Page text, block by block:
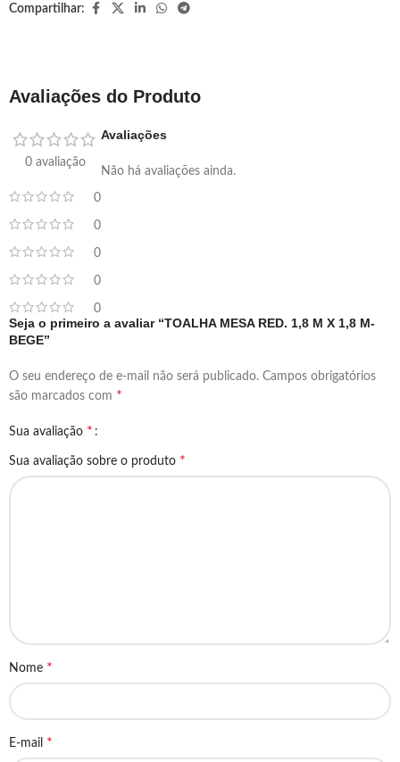
Compartilhar:
Avaliações do Produto
0 avaliação
0
0
0
0
0
Avaliações
Não há avaliações ainda.
Seja o primeiro a avaliar “TOALHA MESA RED. 1,8 M X 1,8 M-
BEGE”
O seu endereço de e-mail não será publicado. Campos obrigatórios
são marcados com *
Sua avaliação *
Sua avaliação sobre o produto *
Nome *
E-mail *